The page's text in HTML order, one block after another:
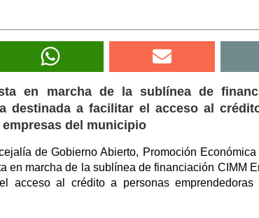
en marcha de la sublínea de
destinada a facilitar el acceso al
del municipio
de Gobierno Abierto, Promoción
en marcha de la sublínea de financiación CIMM
acceso al crédito a personas